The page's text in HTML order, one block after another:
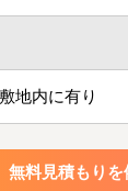
地内に有り
無料見積もりを